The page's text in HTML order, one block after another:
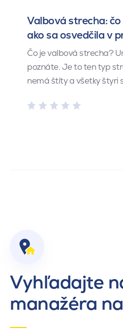
Valbová strecha: čo
ako sa osvedčila v
Čo je valbová strecha?
poznáte. Je to ten typ
nemá štíty a všetky štyri
Vyhľadajte
manažéra